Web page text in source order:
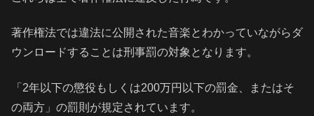
著作権法では違法に公開された音楽とわかっていながらダ
ウンロードすることは刑事罰の対象となります。
「2年以下の懲役もしくは200万円以下の罰金、またはそ
の両方」の罰則が規定されています。